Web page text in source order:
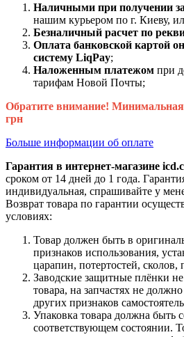
Наличными при получении
нашим курьером по г. Киеву,
Безналичный расчет по
Оплата банковской картой
систему LiqPay;
Наложенным платежом при
тарифам Новой Почты;
Обратите внимание! Минимальная
грн
Больше информации об оплате
Гарантия в интернет-магазине
сроком от 14 дней до 1 года.
индивидуальная, спрашивайте у
Возврат товара по гарантии
условиях:
Товар должен быть в
признаков использования,
царапин, потертостей, сколов,
Заводские защитные плёнки
товара, на запчастях не
других признаков
Упаковка товара должна быть
соответствующем состоянии.